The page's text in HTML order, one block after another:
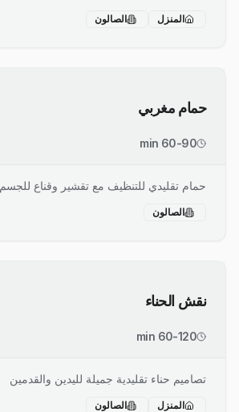
المنزل الصالون
حمام مغربي
60-90 min
حمام تقليدي للتنظيف مع تقشير وقناع للجسم
الصالون
نقش الحناء
60-120 min
تصاميم حناء تقليدية جميلة لليدين والقدمين
المنزل الصالون